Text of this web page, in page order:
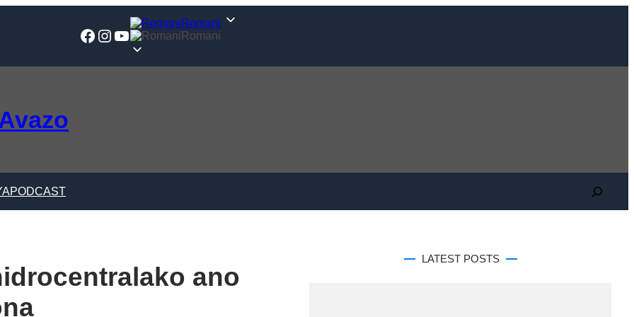
Facebook
Instagram
YouTube
Romani
Romani
PODCAST
Search
ano
LATEST POSTS